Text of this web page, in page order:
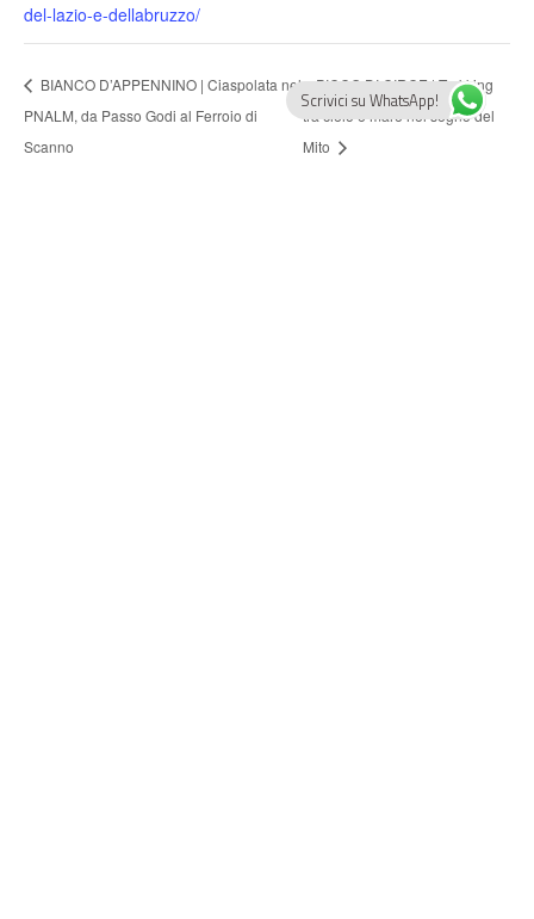
del-lazio-e-dellabruzzo/
BIANCO D’APPENNINO | Ciaspolata nel
PNALM, da Passo Godi al Ferroio di
Scanno
PICCO DI CIRCE | Trekking
tra cielo e mare nel segno del
Mito
Scrivici su WhatsApp!